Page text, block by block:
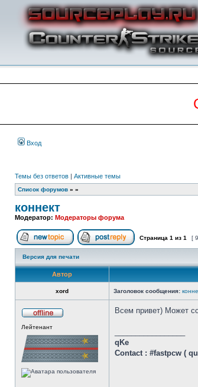
Вход
Темы без ответов | Активные темы
Список форумов » »
коннект
Модератор: Модераторы форума
Начать новую тему Ответить на тему
Страница 1 из 1 [
Версия для печати
Автор
xord Заголовок сообщения:
сети
Лейтенант
Всем привет) Может
qKe
Contact : #fastpcw (